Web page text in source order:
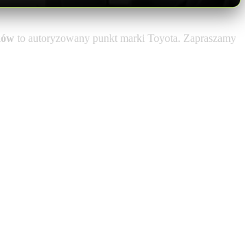
to autoryzowany punkt marki Toyota. Zapraszamy